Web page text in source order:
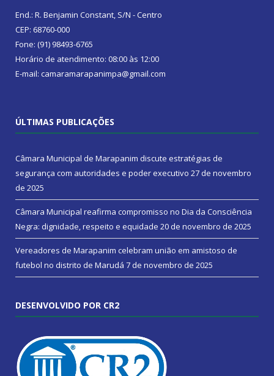
End.: R. Benjamin Constant, S/N - Centro
CEP: 68760-000
Fone: (91) 98493-6765
Horário de atendimento: 08:00 às 12:00
E-mail: camaramarapanimpa@gmail.com
ÚLTIMAS PUBLICAÇÕES
Câmara Municipal de Marapanim discute estratégias de
segurança com autoridades e poder executivo 27 de novembro
de 2025
Câmara Municipal reafirma compromisso no Dia da Consciência
Negra: dignidade, respeito e equidade 20 de novembro de 2025
Vereadores de Marapanim celebram união em amistoso de
futebol no distrito de Marudá 7 de novembro de 2025
DESENVOLVIDO POR CR2